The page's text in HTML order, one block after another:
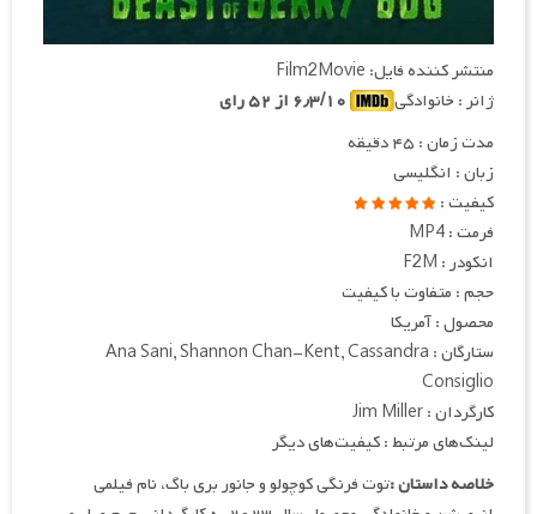
منتشر کننده فایل: Film2Movie
ژانر : خانوادگی
مدت زمان : ۴۵ دقیقه
زبان : انگلیسی
کیفیت :
فرمت : MP4
انکودر : F2M
حجم : متفاوت با کیفیت
محصول : آمریکا
ستارگان : Ana Sani, Shannon Chan-Kent, Cassandra
Consiglio
کارگردان : Jim Miller
لینک‌های مرتبط : کیفیت‌های دیگر
خلاصه داستان :توت فرنگی کوچولو و جانور بری باگ، نام فیلمی